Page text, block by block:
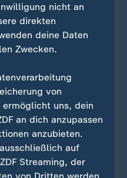
"Ich hatte eine super
eine super Runde im
sein können - und
sagte Jung.
mit dem
meinem Pferd.
Woche.
nicht an
direkten
deine Daten
Zwecken.
von
uns, dein
an dich anzupassen
anzubieten.
auf
Streaming, der
von Dritten werden